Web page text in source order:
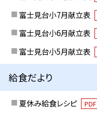
富士見台小7月献立表
富士見台小6月献立表
富士見台小5月献立表
給食だより
夏休み給食レシピ PDF